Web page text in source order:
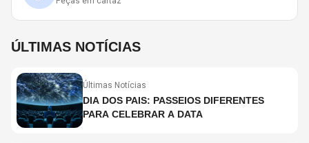
ÚLTIMAS NOTÍCIAS
Últimas Notícias
DIA DOS PAIS: PASSEIOS DIFERENTES
PARA CELEBRAR A DATA